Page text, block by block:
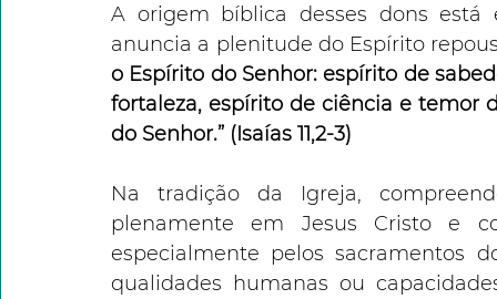
A origem bíblica desses dons está
anuncia a plenitude do Espírito
o Espírito do Senhor: espírito de
fortaleza, espírito de ciência e temor
do Senhor.” (Isaías 11,2-3)
Na tradição da Igreja,
plenamente em Jesus Cristo e
especialmente pelos sacramentos
qualidades humanas ou